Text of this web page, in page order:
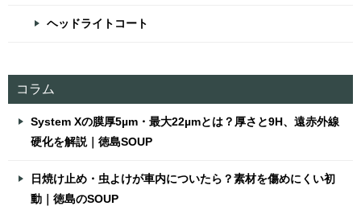
ヘッドライトコート
コラム
System Xの膜厚5µm・最大22µmとは？厚さと9H、遠赤外線
硬化を解説｜徳島SOUP
日焼け止め・虫よけが車内についたら？素材を傷めにくい初
動｜徳島のSOUP